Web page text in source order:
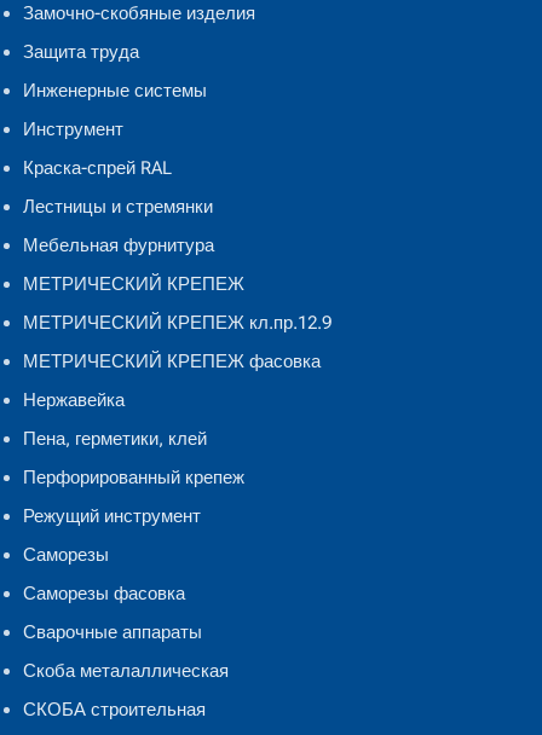
Замочно-скобяные изделия
Защита труда
Инженерные системы
Инструмент
Краска-спрей RAL
Лестницы и стремянки
Мебельная фурнитура
МЕТРИЧЕСКИЙ КРЕПЕЖ
МЕТРИЧЕСКИЙ КРЕПЕЖ кл.пр.12.9
МЕТРИЧЕСКИЙ КРЕПЕЖ фасовка
Нержавейка
Пена, герметики, клей
Перфорированный крепеж
Режущий инструмент
Саморезы
Саморезы фасовка
Сварочные аппараты
Скоба металаллическая
СКОБА строительная